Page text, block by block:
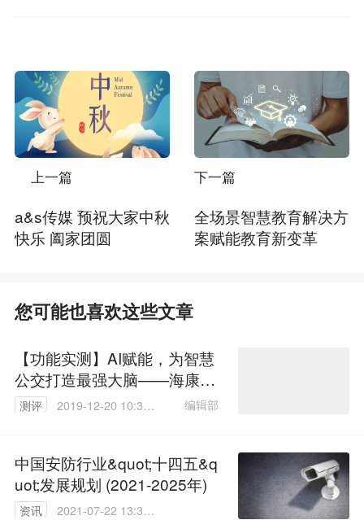
上一篇
a&s传媒 预祝大家中秋
快乐 阖家团圆
下一篇
全场景智慧教育解决方
案赋能教育新变革
您可能也喜欢这些文章
【功能实测】AI赋能，为智慧
公交打造最强大脑——海康威
视智能车载分析终端
测评
2019-12-20 10:32:
编辑部
中国安防行业&quot;十四五&q
uot;发展规划 (2021-2025年)
资讯
2021-07-22 13:32: